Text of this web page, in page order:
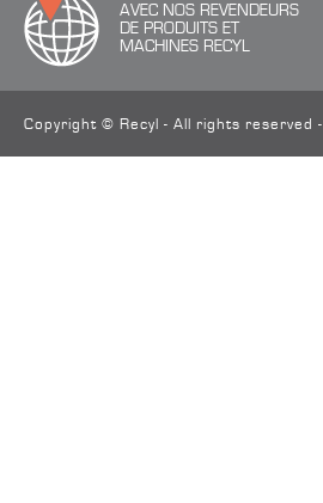
AVEC NOS REVENDEURS
DE PRODUITS ET
MACHINES RECYL
Copyright © Recyl - All rights reserved -